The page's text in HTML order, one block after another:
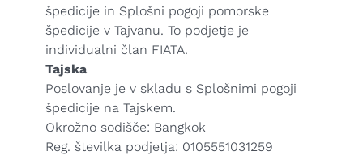
špedicije in Splošni pogoji pomorske
špedicije v Tajvanu. To podjetje je
individualni član FIATA.
Tajska
Poslovanje je v skladu s Splošnimi pogoji
špedicije na Tajskem.
Okrožno sodišče: Bangkok
Reg. številka podjetja: 0105551031259